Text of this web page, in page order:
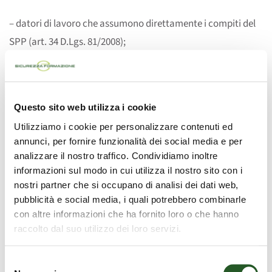
Questo sito web utilizza i cookie
Utilizziamo i cookie per personalizzare contenuti ed
annunci, per fornire funzionalità dei social media e per
analizzare il nostro traffico. Condividiamo inoltre
informazioni sul modo in cui utilizza il nostro sito con i
nostri partner che si occupano di analisi dei dati web,
pubblicità e social media, i quali potrebbero combinarle
con altre informazioni che ha fornito loro o che hanno
raccolto dal suo utilizzo dei loro servizi.
– datori di lavoro che assumono direttamente i compiti del
SPP (art. 34 D.Lgs. 81/2008);
– RSPP e ASPP (art. 32);
– Coordinatori per la sicurezza nei cantieri temporanei e
mobili (CSP e CSE);
– datori di lavoro e dirigenti delle imprese affidatarie nei
cantieri mobili e temporanei;
– soggetti operanti in ambienti sospetti di inquinamento o
confinati (D.P.R. 177/2011);
richiesto il “patentino” (con ampliamento delle tipologie